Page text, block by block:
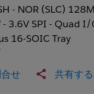
- NOR (SLC)
- 3.6V SPI - Quad
16-SOIC Tray
せ 共有する